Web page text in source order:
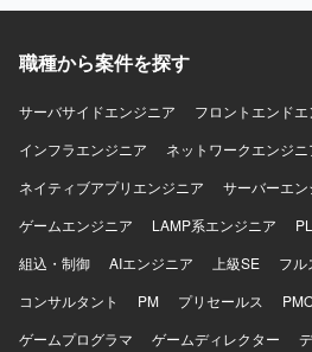
論しながら、課題整理から方針策
力】 音声×AIという先進領域で、新
とができます。裁量を持って仮説検
すい環境です。 【開発環境】 音声認識や音声AI、コンタク
トセンター／IVR／CTI周辺のソリ
を組み合わせたサービス企画環境と
職種から案件を探す
サーバサイドエンジニア
フロントエンド
インフラエンジニア
ネットワークエンジニ
ネイティブアプリエンジニア
サーバーエン
ゲームエンジニア
LAMP系エンジニア PL
組込・制御
AIエンジニア 上級SE
フル
コンサルタント
PM プリセールス
ゲームプログラマ
ゲームディレクター